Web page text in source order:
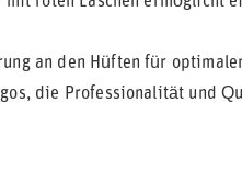
an den Hüften für
die Professionalität und